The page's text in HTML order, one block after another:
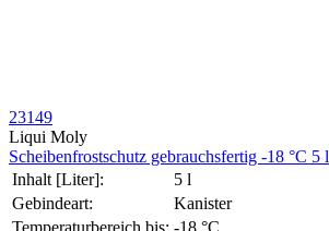
23149
Liqui Moly
Schei­ben­frost­schutz gebrauchs­fertig -18 °C 5 l
Inhalt [Liter]:
5 l
Gebindeart:
Kanister